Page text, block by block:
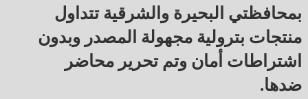
بمحافظتي البحيرة والشرقية تتداول
منتجات بترولية مجهولة المصدر وبدون
اشتراطات أمان وتم تحرير محاضر
ضدها.